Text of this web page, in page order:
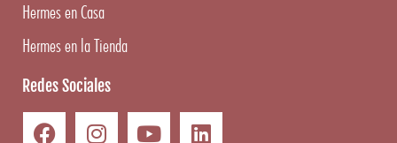
Hermes en Casa
Hermes en la Tienda
Redes Sociales